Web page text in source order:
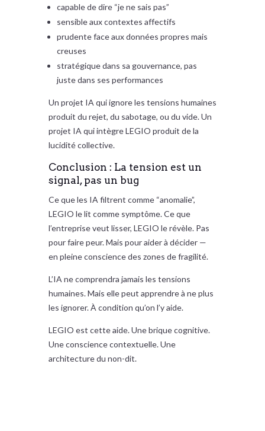
capable de dire “je ne sais pas”
sensible aux contextes affectifs
prudente face aux données propres mais
creuses
stratégique dans sa gouvernance, pas
juste dans ses performances
Un projet IA qui ignore les tensions humaines
produit du rejet, du sabotage, ou du vide. Un
projet IA qui intègre LEGIO produit de la
lucidité collective.
Conclusion : La tension est un
signal, pas un bug
Ce que les IA filtrent comme “anomalie”,
LEGIO le lit comme symptôme. Ce que
l’entreprise veut lisser, LEGIO le révèle. Pas
pour faire peur. Mais pour aider à décider —
en pleine conscience des zones de fragilité.
L’IA ne comprendra jamais les tensions
humaines. Mais elle peut apprendre à ne plus
les ignorer. À condition qu’on l’y aide.
LEGIO est cette aide. Une brique cognitive.
Une conscience contextuelle. Une
architecture du non-dit.